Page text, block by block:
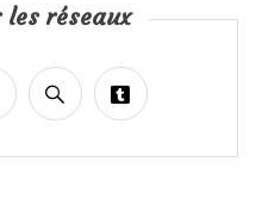
réseaux